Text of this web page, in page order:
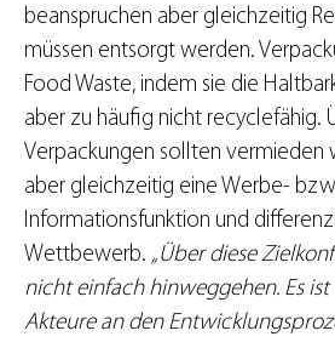
beanspruchen aber gleichzeitig
müssen entsorgt werden.
Food Waste, indem sie die
aber zu häufig nicht recyclefähig.
Verpackungen sollten vermieden
aber gleichzeitig eine Werbe-
Informationsfunktion und
Wettbewerb. „Über diese
nicht einfach hinweggehen. Es
Akteure an den